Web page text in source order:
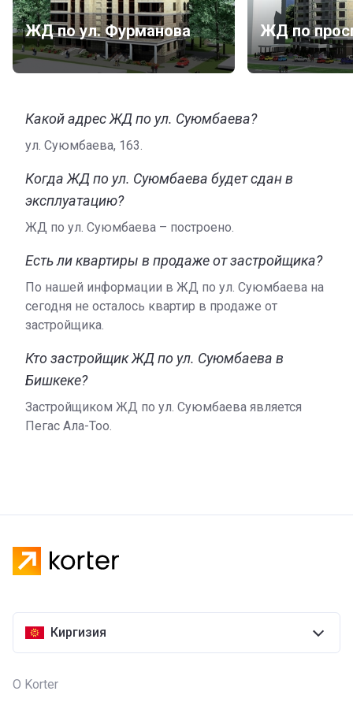
Про квартиры
В ЖК на улице Суюмбаева, 163 предусмотрены 1-
комнатные, 2-комнатные и 3-комнатные квартиры
комнат: гостиной, кухни, обычного или углового
балкона, туалета, ванной, прихожей, 1-2 спален.
Все варианты недвижимости сдают в эксплуатацию
под самоотделку с установленными входными
дверями и металлопластиковыми окнами и
подведенными коммуникациями. Отопление в
коммуникаций, также подведены цифровая
телефонная линия и высокоскоростной интернет.
О девелопере
Ала-Тоо». Компания начала работать в сфере
недвижимости в 2010 году. В Бишкеке она
и строит ЖД по просп. Токомбаева. Больше
информации об условиях покупки квадратных метров
ЖД по ул. Фурманова
Какой адрес ЖД по ул. Суюмбаева?
ул. Суюмбаева, 163.
Когда ЖД по ул. Суюмбаева будет сдан в
эксплуатацию?
ЖД по ул. Суюмбаева – построено.
Есть ли квартиры в продаже от застройщика?
По нашей информации в ЖД по ул. Суюмбаева на
сегодня не осталось квартир в продаже от
застройщика.
Кто застройщик ЖД по ул. Суюмбаева в
Бишкеке?
Застройщиком ЖД по ул. Суюмбаева является
Пегас Ала-Тоо.
Киргизия
О Korter